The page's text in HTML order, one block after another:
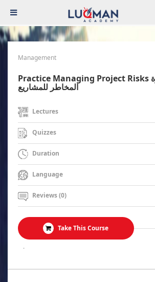
Management
Practice Managing Project Risks تطبيق إدارة
المخاطر للمشاريع
Lectures
Quizzes
Duration
Language
Reviews (0)
Take This Course
.